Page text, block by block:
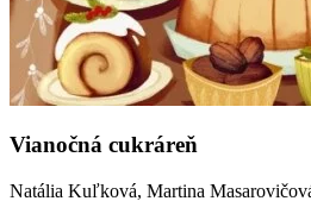
Vianočná cukráreň
Natália Kuľková, Martina